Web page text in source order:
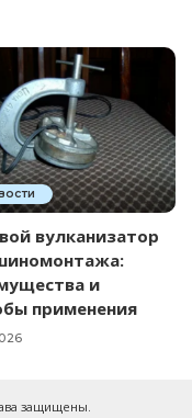
вулканизатор
и
применения
защищены.